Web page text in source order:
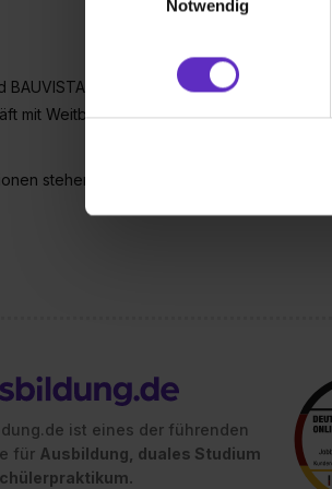
(„Statistiken“), um
und Analysen
Partner führen diese
zu. . In diesem Fall sowie
einverstanden, dass dir
„Datenschutz-
„Details zeigen“. Weitere
Notwendig
BAUVISTA in den Bereichen Holz und
mit Weitblick zu begegnen und ihre
stehen zudem mit festen
ist eines der führenden
für Ausbildung, duales Studium